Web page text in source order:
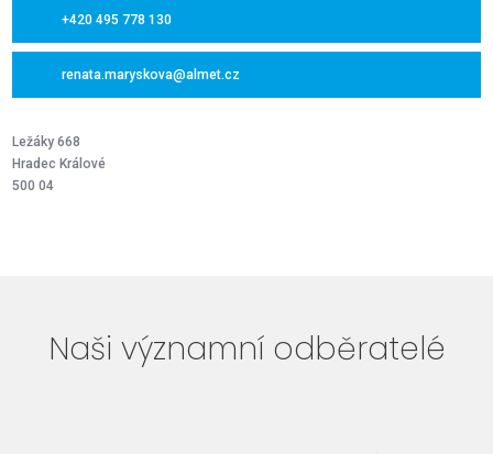
+420 495 778 130
renata.maryskova@almet.cz
Ležáky668
Hradec Králové
500 04
Naši významní odběratelé